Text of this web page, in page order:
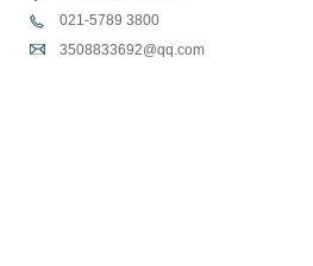
021-5789 3800
3508833692@qq.com